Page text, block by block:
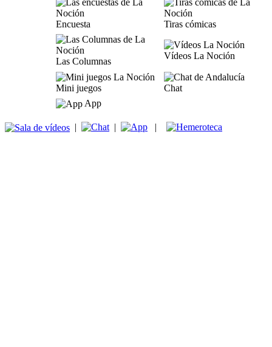
Encuesta Tiras cómicas
Las Columnas
Vídeos La Noción
Mini juegos
Chat
App
| | |